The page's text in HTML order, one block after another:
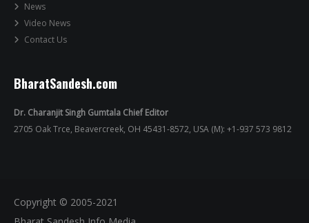
News
Video News
Contact Us
BharatSandesh.com
Dr. Charanjit Singh Gumtala Chief Editor
2705 Oak Trce, Beavercreek, OH 45431-8572, USA (M): +1-937 573 9812
Copyright © 2005-2021